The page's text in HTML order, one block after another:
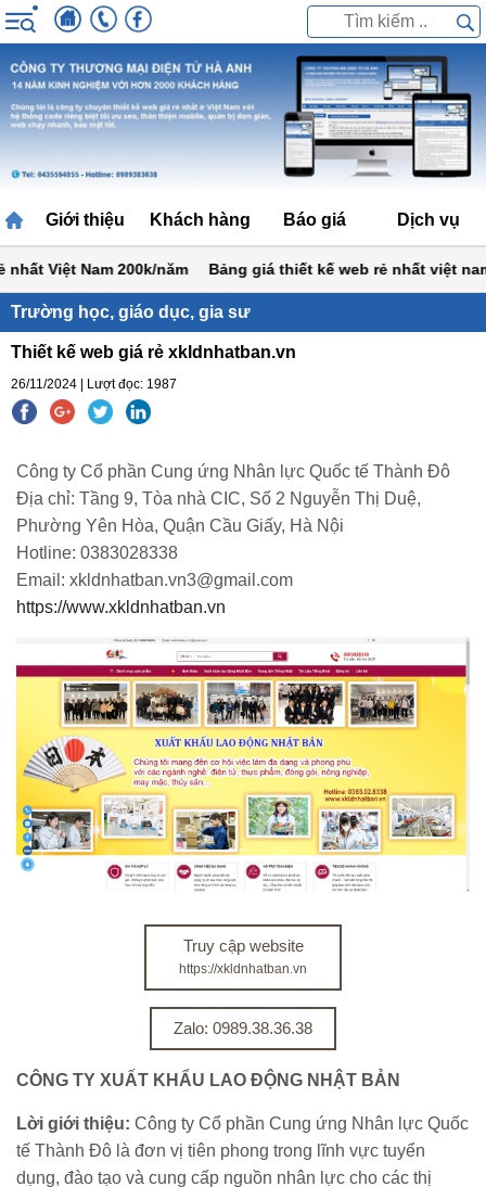
Giới thiệu Khách hàng Báo giá Dịch vụ
Việt Nam 200k/năm Bảng giá thiết kế web rẻ nhất việt nam
Trường học, giáo dục, gia sư
Thiết kế web giá rẻ xkldnhatban.vn
26/11/2024 | Lượt đọc: 1987
Công ty Cổ phần Cung ứng Nhân lực Quốc tế Thành Đô
Địa chỉ: Tầng 9, Tòa nhà CIC, Số 2 Nguyễn Thị Duệ,
Phường Yên Hòa, Quận Cầu Giấy, Hà Nội
Hotline: 0383028338
Email: xkldnhatban.vn3@gmail.com
https://www.xkldnhatban.vn
Truy cập website
https://xkldnhatban.vn
Zalo: 0989.38.36.38
CÔNG TY XUẤT KHẨU LAO ĐỘNG NHẬT BẢN
Lời giới thiệu: Công ty Cổ phần Cung ứng Nhân lực Quốc
tế Thành Đô là đơn vị tiên phong trong lĩnh vực tuyển
dụng, đào tạo và cung cấp nguồn nhân lực cho các thị